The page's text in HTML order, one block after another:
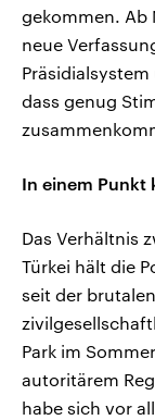
gekommen. Ab
neue
dass genug
In einem Punkt
Das Verhältnis
Türkei hält die
seit der
Park im
autoritärem
habe sich vor